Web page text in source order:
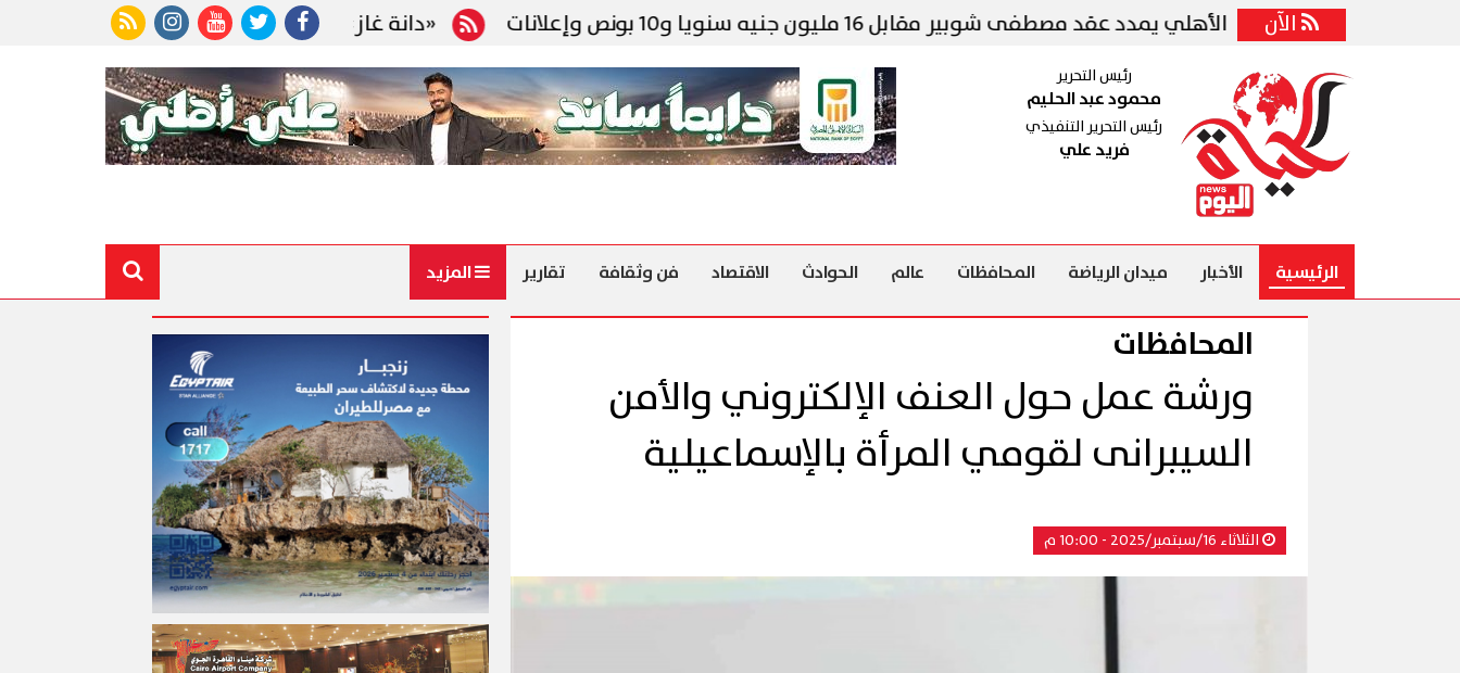
الآن «دانة غاز»: 10 مليارات قدم3 موارد غازية جديدة وحفر 4 آبار قبل نهاية 2026 الأهلي يمدد عقد مصطفى شوبير مقابل 16 مليون جنيه سنويا و10 بونص وإعلانات
رئيس التحرير
محمود عبد الحليم
رئيس التحرير التنفيذي
فريد علي
الرئيسية الأخبار ميدان الرياضة المحافظات عالم الحوادث الاقتصاد فن وثقافة تقارير المزيد
المحافظات
ورشة عمل حول العنف الإلكتروني والأمن
السيبرانى لقومي المرأة بالإسماعيلية
الثلاثاء 16/سبتمبر/2025 - 10:00 م